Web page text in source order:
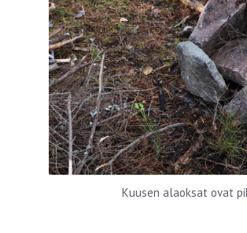
Kuusen alaoksat ovat